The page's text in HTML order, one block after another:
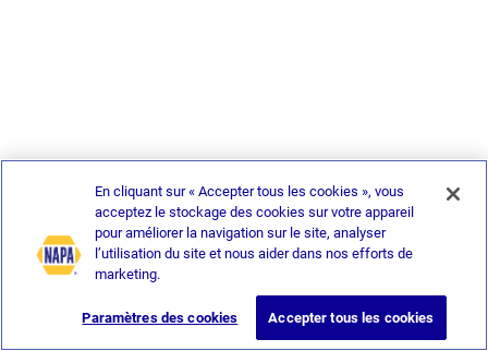
En cliquant sur « Accepter tous les cookies », vous
acceptez le stockage des cookies sur votre appareil
pour améliorer la navigation sur le site, analyser
l’utilisation du site et nous aider dans nos efforts de
marketing.
Paramètres des cookies Accepter tous les cookies